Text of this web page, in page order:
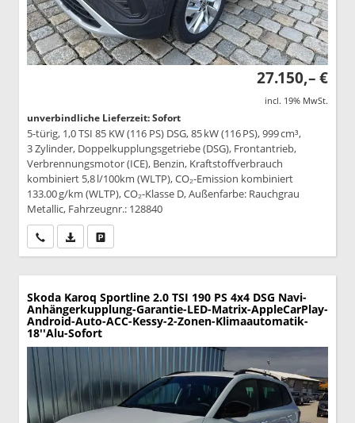
27.150,– €
incl. 19% MwSt.
unverbindliche Lieferzeit: Sofort
5-türig, 1,0 TSI 85 KW (116 PS) DSG, 85 kW (116 PS), 999 cm³,
3 Zylinder, Doppelkupplungsgetriebe (DSG), Frontantrieb,
Verbrennungsmotor (ICE), Benzin, Kraftstoffverbrauch
kombiniert 5,8 l/100km (WLTP), CO₂-Emission kombiniert
133.00 g/km (WLTP), CO₂-Klasse D, Außenfarbe: Rauchgrau
Metallic, Fahrzeugnr.: 128840
Wir rufen Sie anPDF-Datei, Fahrzeugexposé drucken
Skoda Karoq Sportline 2.0 TSI 190 PS 4x4 DSG Navi-
Anhängerkupplung-Garantie-LED-Matrix-AppleCarPlay-
Android-Auto-ACC-Kessy-2-Zonen-Klimaautomatik-
18''Alu-Sofort